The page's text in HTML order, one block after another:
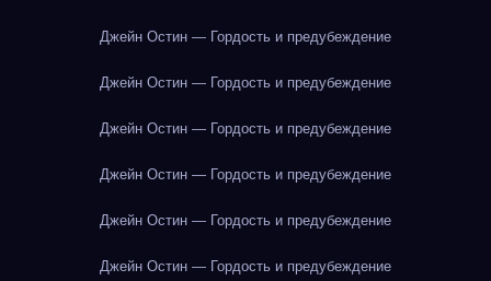
Джейн Остин — Гордость и предубеждение
Джейн Остин — Гордость и предубеждение
Джейн Остин — Гордость и предубеждение
Джейн Остин — Гордость и предубеждение
Джейн Остин — Гордость и предубеждение
Джейн Остин — Гордость и предубеждение